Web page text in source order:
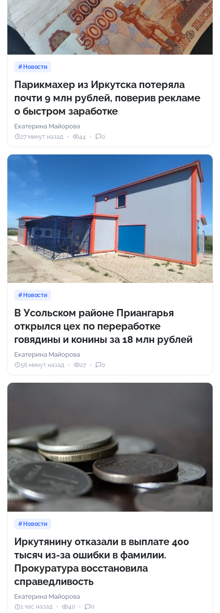
Новости
Парикмахер из Иркутска потеряла
почти 9 млн рублей, поверив рекламе
о быстром заработке
Екатерина Майорова
27 минут назад 44 0
Новости
В Усольском районе Приангарья
открылся цех по переработке
говядины и конины за 18 млн рублей
Екатерина Майорова
56 минут назад 27 0
Новости
Иркутянину отказали в выплате 400
тысяч из-за ошибки в фамилии.
Прокуратура восстановила
справедливость
Екатерина Майорова
1 час назад 40 0